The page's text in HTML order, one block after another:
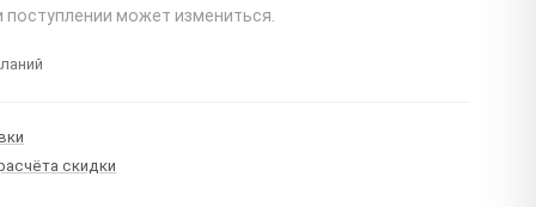
поступлении может измениться.
скидки